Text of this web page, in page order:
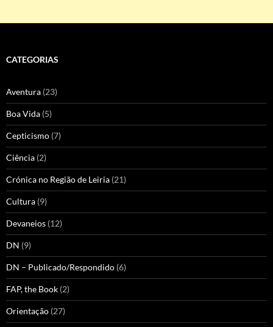
CATEGORIAS
Aventura (23)
Boa Vida (5)
Cepticismo (7)
Ciência (2)
Crónica no Região de Leiria (21)
Cultura (9)
Devaneios (12)
DN (9)
DN – Publicado/Respondido (6)
FAP, the Book (2)
Orientação (27)